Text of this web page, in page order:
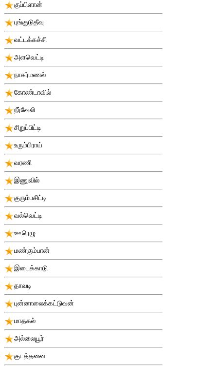
குப்பிளான்
புங்குடுதீவு
வட்டக்கச்சி
அளவெட்டி
நாகர்மணல்
கோண்டாவில்
நீர்வேலி
சிறுப்பிட்டி
உரும்பிராய்
வரணி
இணுவில்
குரும்பசிட்டி
வல்வெட்டி
ஊரெழு
மண்கும்பான்
இடைக்காடு
தாவடி
புன்னாலைக்கட்டுவன்
மாதகல்
அல்லையூர்
குடத்தனை